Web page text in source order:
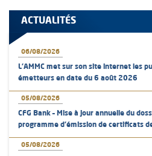
ACTUALITÉS
06/08/2026
L’AMMC met sur son site internet les
émetteurs en date du 6 août 2026
05/08/2026
CFG Bank – Mise à jour annuelle du
programme d'émission de certificats
05/08/2026